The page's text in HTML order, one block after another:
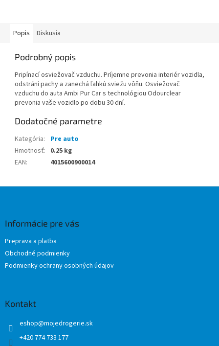
Popis Diskusia
Podrobný popis
Pripínací osviežovač vzduchu. Príjemne prevonia interiér vozidla,
odstráni pachy a zanechá ľahkú sviežu vôňu. Osviežovač
vzduchu do auta Ambi Pur Car s technológiou Odourclear
prevonia vaše vozidlo po dobu 30 dní.
Dodatočné parametre
Kategória:
Pre auto
Hmotnosť: 0.25 kg
EAN: 4015600900014
Informácie pre vás
Preprava a platba
Obchodné podmienky
Podmienky ochrany osobných údajov
Kontakt
eshop@mojedrogerie.sk
+420 774 733 177